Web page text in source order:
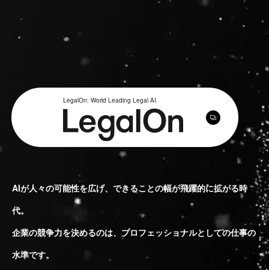
LegalOn: World Leading Legal AI
AIが人々の可能性を広げ、できることの幅が飛躍的に拡がる時
代。
企業の競争力を決めるのは、プロフェッショナルとしての仕事の
水準です。